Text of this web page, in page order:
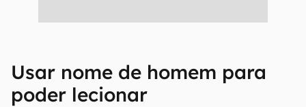
Usar nome de homem para
poder lecionar